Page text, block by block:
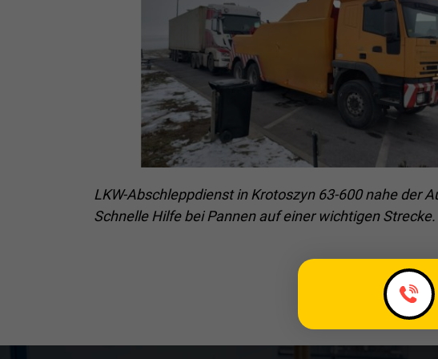
LKW-Abschleppdienst in Krotoszyn 63-600 nahe der
Schnelle Hilfe bei Pannen auf einer wichtigen Strecke.